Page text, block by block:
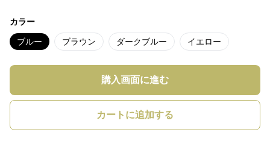
カラー
ブルー ブラウン ダークブルー イエロー
購入画面に進む
カートに追加する